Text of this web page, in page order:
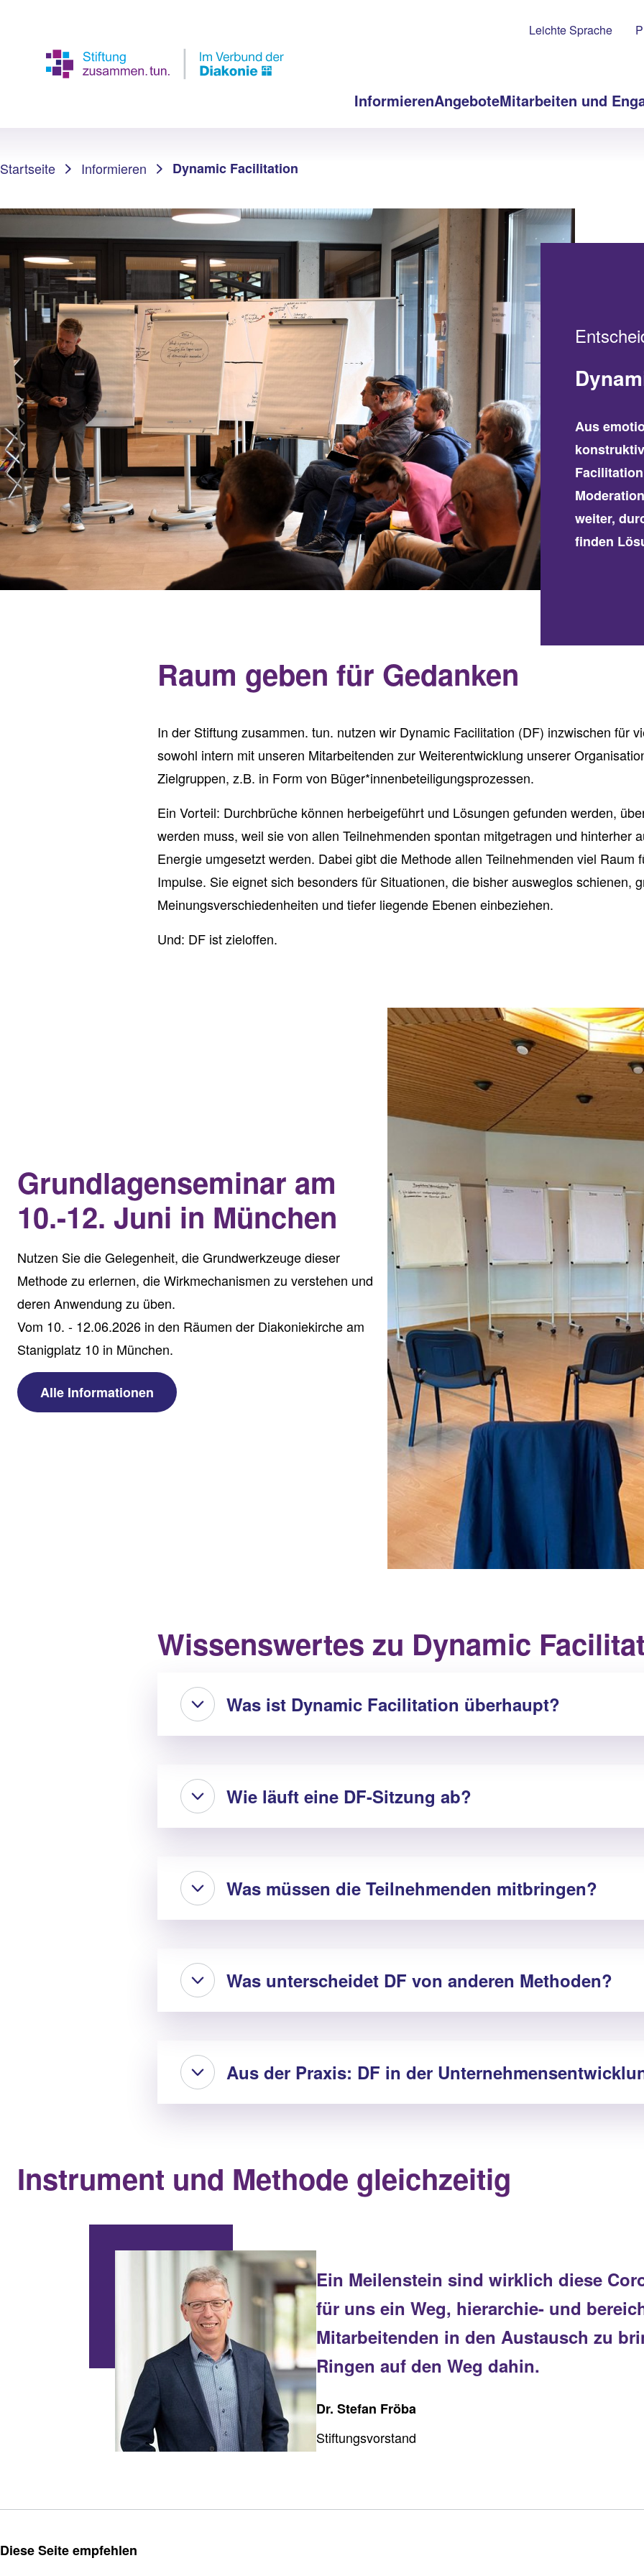
InformierenAngeboteMitarbeiten und
Leichte Sprache
Startseite Informieren Dynamic Facilitation
Aus
weiter,
finden
Raum geben für Gedanken
In der Stiftung zusammen. tun. nutzen wir Dynamic Facilitation (DF) inzwischen für
sowohl intern mit unseren Mitarbeitenden zur Weiterentwicklung unserer
Zielgruppen, z.B. in Form von Büger*innenbeteiligungsprozessen.
Ein Vorteil: Durchbrüche können herbeigeführt und Lösungen gefunden werden,
werden muss, weil sie von allen Teilnehmenden spontan mitgetragen und hinterher
Energie umgesetzt werden. Dabei gibt die Methode allen Teilnehmenden viel Raum
Impulse. Sie eignet sich besonders für Situationen, die bisher ausweglos schienen,
Meinungsverschiedenheiten und tiefer liegende Ebenen einbeziehen.
Und: DF ist zieloffen.
Grundlagenseminar am
10.-12. Juni in München
Nutzen Sie die Gelegenheit, die Grundwerkzeuge dieser
Methode zu erlernen, die Wirkmechanismen zu verstehen und
deren Anwendung zu üben.
Vom 10. - 12.06.2026 in den Räumen der Diakoniekirche am
Stanigplatz 10 in München.
Alle Informationen
Wissenswertes zu Dynamic
Was ist Dynamic Facilitation überhaupt?
Wie läuft eine DF-Sitzung ab?
Was müssen die Teilnehmenden mitbringen?
Was unterscheidet DF von anderen Methoden?
Aus der Praxis: DF in der
Instrument und Methode gleichzeitig
Ein Meilenstein sind wirklich diese
für uns ein Weg, hierarchie- und
Mitarbeitenden in den Austausch zu
Ringen auf den Weg dahin.
Dr. Stefan Fröba
Stiftungsvorstand
Diese Seite empfehlen